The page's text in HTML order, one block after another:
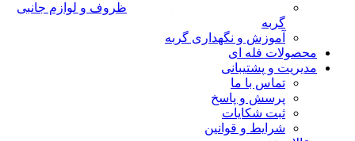
ظروف و لوازم جانبی
گربه
آموزش و نگهداری گربه
محصولات فله ای
مدیریت و پشتیبانی
تماس با ما
پرسش و پاسخ
ثبت شکایات
شرایط و قوانین